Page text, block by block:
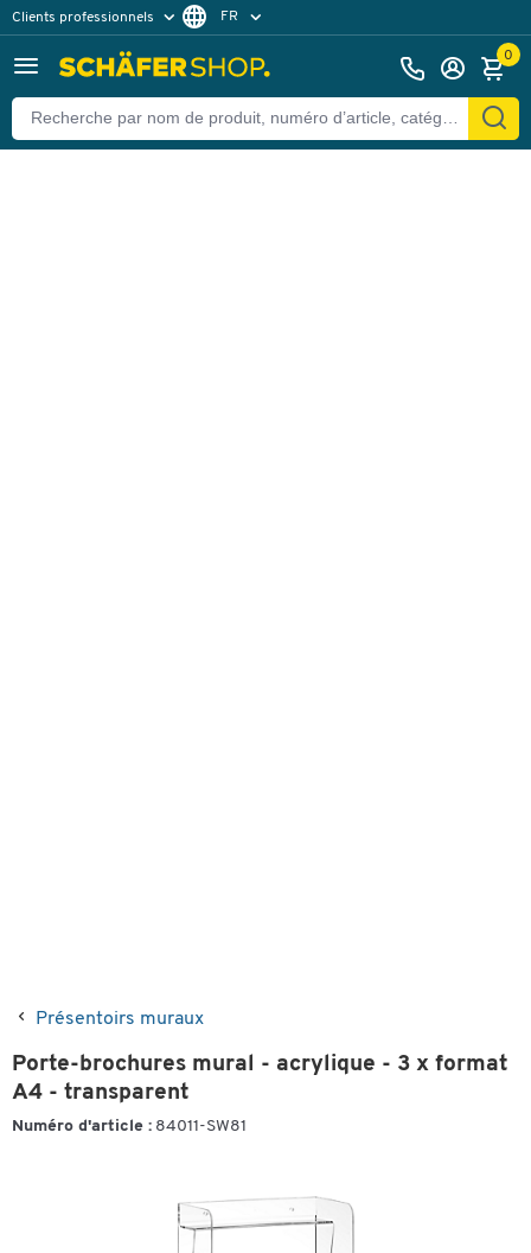
Clients professionnels
Clients particuliers
FR
0
Présentoirs muraux
Porte-brochures mural - acrylique - 3 x format
A4 - transparent
Numéro d'article : 84011-SW81
Retour